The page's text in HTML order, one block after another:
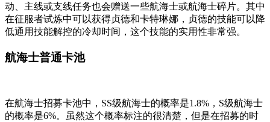
动、主线或支线任务也会赠送一些航海士或航海士碎片。其中
在征服者试炼中可以获得贞德和卡特琳娜，贞德的技能可以降
低通用技能解控的冷却时间，这个技能的实用性非常强。
航海士普通卡池
在航海士招募卡池中，SS级航海士的概率是1.8%，S级航海士
的概率是6%。虽然这个概率标注的很清楚，但是在招募的时